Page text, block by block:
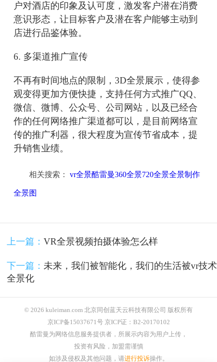
户对酒店的印象及认可度，激发客户潜在消费
意识形态，让目标客户及潜在客户能够主动到
店进行品鉴体验。
6. 多渠道推广宣传
不再有时间地点的限制，3D全景展示，使得参
观变得更加方便快捷，支持任何方式推广QQ、
微信、微博、公众号、公司网站，以及已经合
作的任何网络推广渠道都可以，是目前网络宣
传的推广利器，很大程度为宣传节省成本，提
升销售业绩。
相关搜索： vr全景酷雷曼360全景720全景全景制作
全景图
上一篇： VR全景视频拍摄体验怎么样
下一篇： 未来，我们被智能化，我们的生活被vr技术
全景化
© 2026 kuleiman.com 北京同创蓝天云科技有限公司 版权所有
京ICP备15037671号 京ICP证：B2-20170102
酷雷曼为网络信息服务提供者，所展示内容为用户上传，
投资有风险，加盟需谨慎
如涉及侵权及其他问题，请进行投诉操作。